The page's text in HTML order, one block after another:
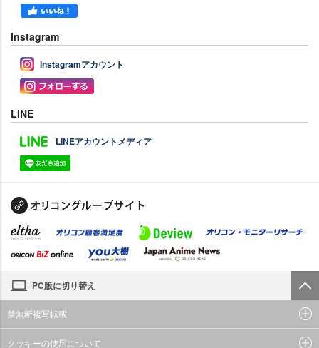
Instagram
Instagramアカウント
LINE
LINEアカウントメディア
PC版に切り替え
禁無断複写転載
クッキーの使用について